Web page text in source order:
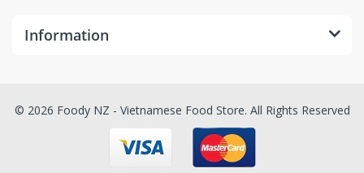
Information
© 2026 Foody NZ - Vietnamese Food Store. All Rights Reserved